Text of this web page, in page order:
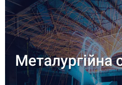
Металургійна